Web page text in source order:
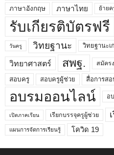
ภาษาอังกฤษ ภาษาไทย ย้ายค
รับเกียรติบัตรฟรี
วันครู วิทยฐานะ วิทยฐานะ
วิทยาศาสตร์ สพฐ. สมัคร
สอบครู สอบครูผู้ช่วย สื่อการส
อบรมออนไลน์ อ
เปิดภาคเรียน เรียกบรรจุครูผู้ช่วย
แผนการจัดการเรียนรู้ โควิด 19